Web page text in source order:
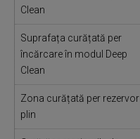
Clean
Suprafața curățată per
încărcare în modul Deep
Clean
Zona curățată per rezervor
plin